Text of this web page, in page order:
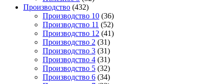
Производство (432)
Производство 10 (36)
Производство 11 (52)
Производство 12 (41)
Производство 2 (31)
Производство 3 (31)
Производство 4 (31)
Производство 5 (32)
Производство 6 (34)